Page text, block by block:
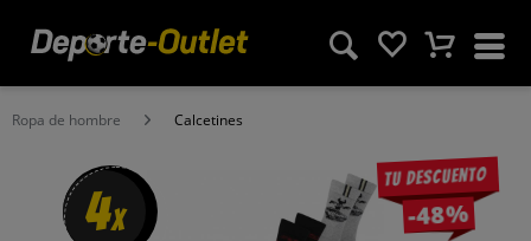
Ropa de hombre Calcetines
Tu descuento
-48%
4x